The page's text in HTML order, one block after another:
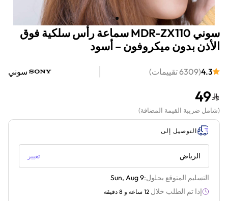
سوني MDR-ZX110 سماعة رأس سلكية فوق
الأذن بدون ميكروفون – أسود
4.3
(
6309تقييمات) سوني
49
(شامل ضريبة القيمة المضافة)
التوصيل إلى
الرياض تغيير
التسليم المتوقع بحلول:Sun, Aug 9
إذا تم الطلب خلال 12 ساعة و 8 دقيقة